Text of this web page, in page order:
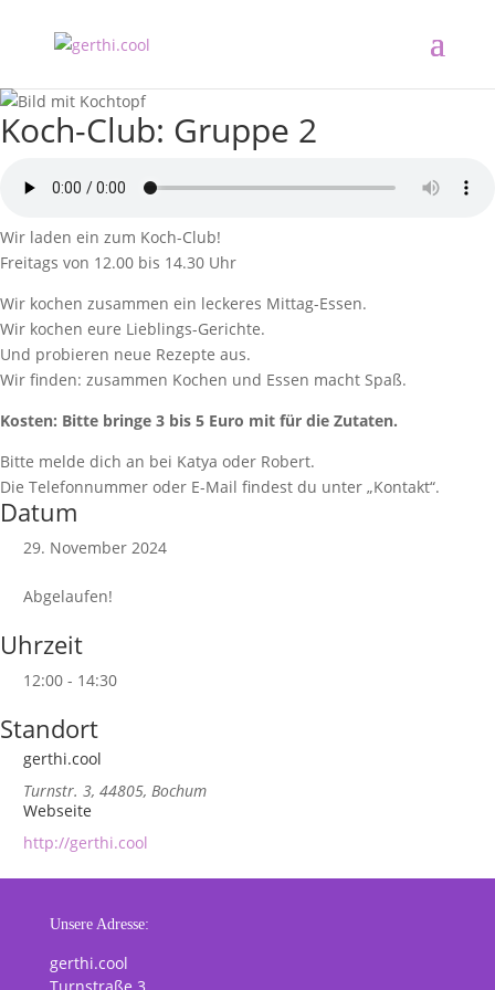
Koch-Club: Gruppe 2
Wir laden ein zum Koch-Club!
Freitags von 12.00 bis 14.30 Uhr
Wir kochen zusammen ein leckeres Mittag-Essen.
Wir kochen eure Lieblings-Gerichte.
Und probieren neue Rezepte aus.
Wir finden: zusammen Kochen und Essen macht Spaß.
Kosten: Bitte bringe 3 bis 5 Euro mit für die Zutaten.
Bitte melde dich an bei Katya oder Robert.
Die Telefonnummer oder E-Mail findest du unter „Kontakt“.
Datum
29. November 2024
Abgelaufen!
Uhrzeit
12:00 - 14:30
Standort
gerthi.cool
Turnstr. 3, 44805, Bochum
Webseite
http://gerthi.cool
Unsere Adresse:
gerthi.cool